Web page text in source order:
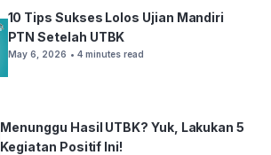
10 Tips Sukses Lolos Ujian Mandiri
PTN Setelah UTBK
May 6, 2026 • 4 minutes read
Menunggu Hasil UTBK? Yuk, Lakukan 5
Kegiatan Positif Ini!